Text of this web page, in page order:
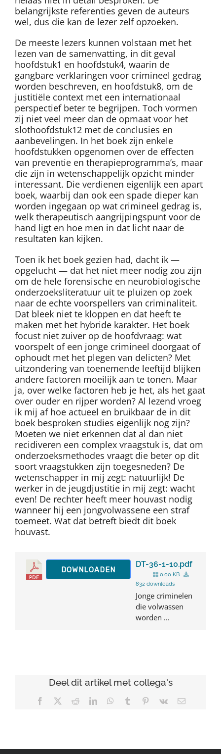
belangrijkste referenties geven de auteurs
wel, dus die kan de lezer zelf opzoeken.
De meeste lezers kunnen volstaan met het
lezen van de samenvatting, in dit geval
hoofdstuk1 en hoofdstuk4, waarin de
gangbare verklaringen voor crimineel gedrag
worden beschreven, en hoofdstuk8, om de
justitiële context met een internationaal
perspectief beter te begrijpen. Toch vormen
zij niet veel meer dan de opmaat voor het
slothoofdstuk12 met de conclusies en
aanbevelingen. In het boek zijn enkele
hoofdstukken opgenomen over de effecten
van preventie en therapieprogramma’s, maar
die zijn in wetenschappelijk opzicht minder
interessant. Die verdienen eigenlijk een apart
boek, waarbij dan ook een spade dieper kan
worden ingegaan op wat crimineel gedrag is,
welk therapeutisch aangrijpingspunt voor de
hand ligt en hoe men in dat licht naar de
resultaten kan kijken.
Toen ik het boek gezien had, dacht ik —
opgelucht — dat het niet meer nodig zou zijn
om de hele forensische en neurobiologische
onderzoeksliteratuur uit te pluizen op zoek
naar de echte voorspellers van criminaliteit.
Dat bleek niet te kloppen en dat heeft te
maken met het hybride karakter. Het boek
focust niet zuiver op de hoofdvraag: wat
voorspelt of een jonge crimineel doorgaat of
ophoudt met het plegen van delicten? Met
uitzondering van toenemende leeftijd blijken
andere factoren moeilijk aan te tonen. Maar
ja, over welke factoren heb je het, als het gaat
over ouder en rijper worden? Al lezend vroeg
ik mij af hoe actueel en bruikbaar de in dit
boek besproken studies eigenlijk nog zijn?
Moeten we niet erkennen dat al dan niet
recidiveren een complex vraagstuk is, dat om
onderzoeksmethodes vraagt die beter op dit
soort vraagstukken zijn toegesneden? De
wetenschapper in mij zegt: natuurlijk! De
werker in de jeugdjustitie in mij zegt: wacht
even! De rechter heeft meer houvast nodig
wanneer hij een jongvolwassene een straf
toemeet. Wat dat betreft biedt dit boek
houvast.
DOWNLOADEN
DT-36-1-10.pdf
0.00 KB
832 downloads
Jonge criminelen
die volwassen
worden ...
Deel dit artikel met collega's
Facebook RedditLinkedInWhatsApp
Tumblr Pinterest
Vk
E-